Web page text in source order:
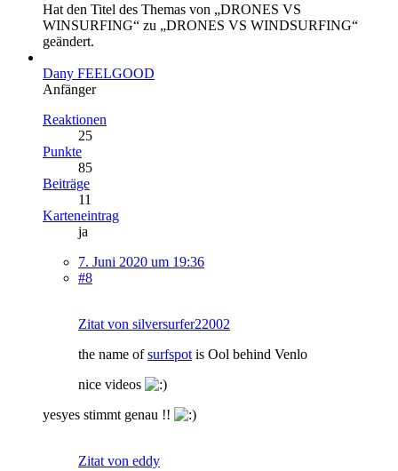
Hat den Titel des Themas von „DRONES VS
WINSURFING“ zu „DRONES VS WINDSURFING“
geändert.
Dany FEELGOOD
Anfänger
Reaktionen
25
Punkte
85
Beiträge
11
Karteneintrag
ja
7. Juni 2020 um 19:36
#8
Zitat von silversurfer22002
the name ofsurfspot is Ool behind Venlo
nice videos
yesyes stimmt genau !!
Zitat von eddy